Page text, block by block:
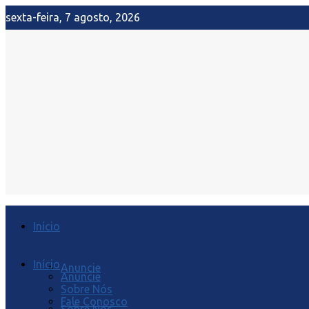
sexta-feira, 7 agosto, 2026
Início
Anuncie
Início
Anuncie
Sobre Nós
Fale Conosco